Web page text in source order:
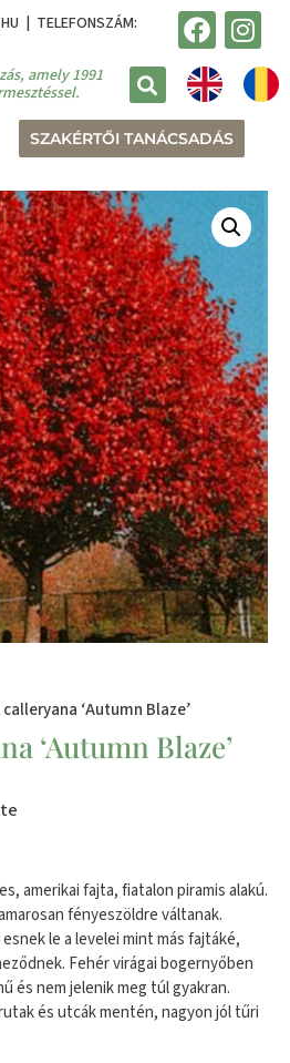
| TELEFONSZÁM:
amely 1991
SZAKÉRTŐI TANÁCSADÁS
‘Autumn Blaze’
‘Autumn Blaze’
amerikai fajta, fiatalon piramis alakú.
fényeszöldre váltanak.
le a levelei mint más fajtáké,
Fehér virágai bogernyőben
és nem jelenik meg túl gyakran.
és utcák mentén, nagyon jól tűri